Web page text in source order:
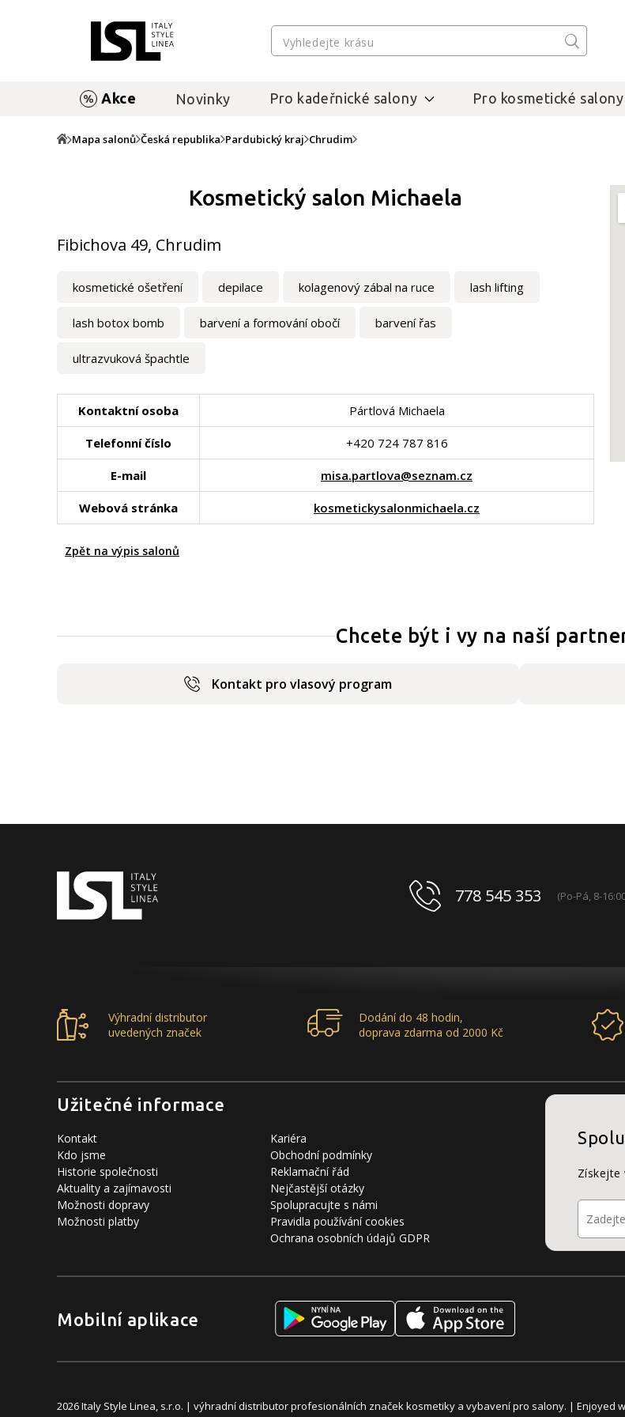
Akce Novinky Pro kadeřnické salony Pro kosmetické salony
Mapa salonů Česká republika Pardubický kraj Chrudim
Kosmetický salon Michaela
Fibichova 49, Chrudim
kosmetické ošetření depilace kolagenový zábal na ruce lash lifting
lash botox bomb barvení a formování obočí barvení řas
ultrazvuková špachtle
Kontaktní osoba Pártlová Michaela
Telefonní číslo +420 724 787 816
E-mail misa.partlova@seznam.cz
Webová stránka kosmetickysalonmichaela.cz
Zpět na výpis salonů
Chcete být i vy na naší
Kontakt pro vlasový program
778 545 353 (Po-Pá, 8-
Výhradní distributor
uvedených značek
Dodání do 48 hodin,
doprava zdarma od 2000 Kč
Užitečné informace
Kontakt
Kdo jsme
Historie společnosti
Aktuality a zajímavosti
Možnosti dopravy
Možnosti platby
Kariéra
Obchodní podmínky
Reklamační řád
Nejčastější otázky
Spolupracujte s námi
Pravidla používání cookies
Ochrana osobních údajů GDPR
Získejte
Mobilní aplikace
2026 Italy Style Linea, s.r.o. | výhradní distributor profesionálních značek kosmetiky a vybavení pro salony. | Enjoyed